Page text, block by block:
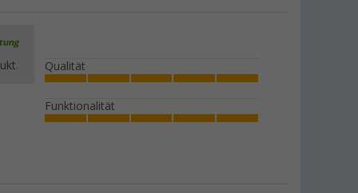
Qualität
Funktionalität